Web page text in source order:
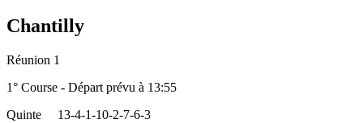
Chantilly
Réunion 1
1° Course - Départ prévu à 13:55
Quinte
13-4-1-10-2-7-6-3